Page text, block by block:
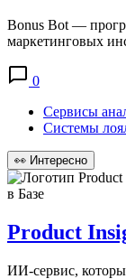
Bonus Bot —
маркетинговых
0
Сервисы
Системы
👀 Интересно
в Базе
Product
ИИ-сервис,